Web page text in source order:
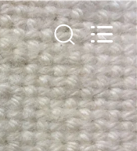
مسكن
منتجات
2026
HUATAO
LOVER
LTD.
Rights
Reserved.